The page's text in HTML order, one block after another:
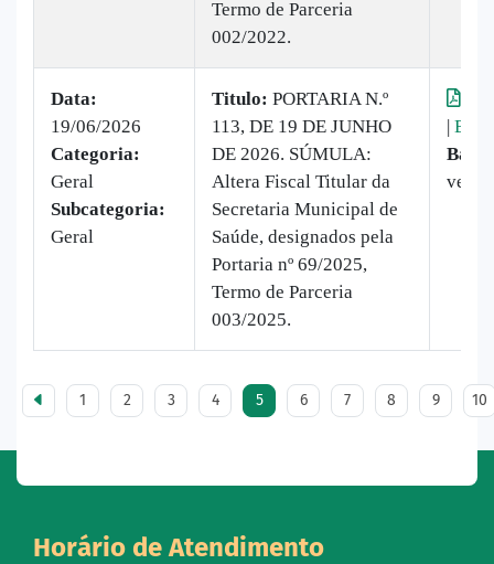
Termo de Parceria
002/2022.
Data:
19/06/2026
Categoria:
Geral
Subcategoria:
Geral
Titulo: PORTARIA N.º
113, DE 19 DE JUNHO
DE 2026. SÚMULA:
Altera Fiscal Titular da
Secretaria Municipal de
Saúde, designados pela
Portaria nº 69/2025,
Termo de Parceria
003/2025.
|
vezes
1 2 3 4 5 6 7 8 9 10
Horário de Atendimento